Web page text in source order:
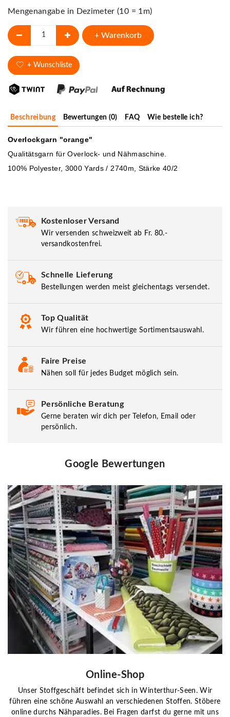
Mengenangabe in Dezimeter (10 = 1m)
+ Warenkorb
+ Wunschliste
Beschreibung Bewertungen (0) FAQ Wie bestelle ich?
Overlockgarn "orange"
Qualitätsgarn für Overlock- und Nähmaschine.
100% Polyester, 3000 Yards / 2740m, Stärke 40/2
Kostenloser Versand
Wir versenden schweizweit ab Fr. 80.-
versandkostenfrei.
Schnelle Lieferung
Bestellungen werden meist gleichentags versendet.
Top Qualität
Wir führen eine hochwertige Sortimentsauswahl.
Faire Preise
Nähen soll für jedes Budget möglich sein.
Persönliche Beratung
Gerne beraten wir dich per Telefon, Email oder
persönlich.
Google Bewertungen
Online-Shop
Unser Stoffgeschäft befindet sich in Winterthur-Seen. Wir
führen eine schöne Auswahl an verschiedenen Stoffen. Stöbere
online durchs Nähparadies. Bei Fragen darfst du gerne mit uns